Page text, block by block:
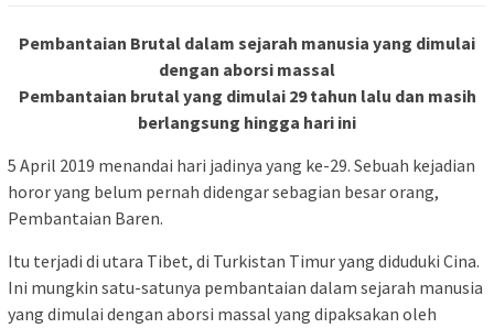
Pembantaian Brutal dalam sejarah manusia yang dimulai
dengan aborsi massal
Pembantaian brutal yang dimulai 29 tahun lalu dan masih
berlangsung hingga hari ini
5 April 2019 menandai hari jadinya yang ke-29. Sebuah kejadian
horor yang belum pernah didengar sebagian besar orang,
Pembantaian Baren.
Itu terjadi di utara Tibet, di Turkistan Timur yang diduduki Cina.
Ini mungkin satu-satunya pembantaian dalam sejarah manusia
yang dimulai dengan aborsi massal yang dipaksakan oleh